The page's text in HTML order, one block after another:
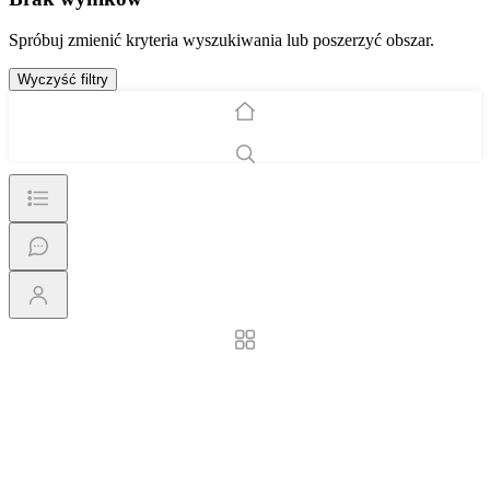
Spróbuj zmienić kryteria wyszukiwania lub poszerzyć obszar.
Wyczyść filtry